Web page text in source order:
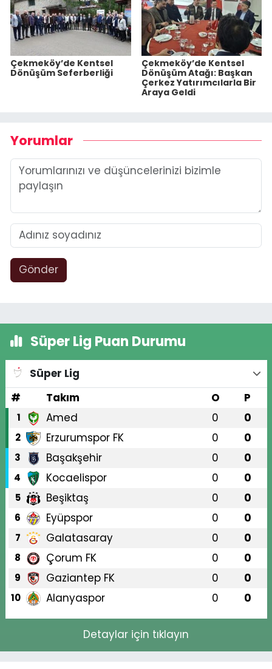
Çekmeköy’de Kentsel
Dönüşüm Seferberliği
Çekmeköy’de Kentsel
Dönüşüm Atağı: Başkan
Çerkez Yatırımcılarla Bir
Araya Geldi
Yorumlar
Gönder
Süper Lig Puan Durumu
Süper Lig
#
Takım O P
1 Amed 0 0
2 Erzurumspor FK 0 0
3 Başakşehir 0 0
4 Kocaelispor 0 0
5 Beşiktaş 0 0
6 Eyüpspor 0 0
7 Galatasaray 0 0
8 Çorum FK 0 0
9 Gaziantep FK 0 0
10 Alanyaspor 0 0
Detaylar için tıklayın